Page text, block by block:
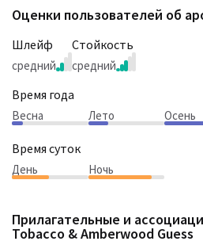
Оценки пользователей об
Шлейф
средний
Стойкость
средний
Время года
Весна Лето Осень
Время суток
День Ночь
Прилагательные и
Tobacco & Amberwood Guess